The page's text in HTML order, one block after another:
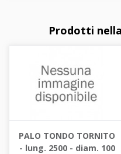
Prodotti
PALO TONDO TORNITO
- lung. 2500 - diam. 100